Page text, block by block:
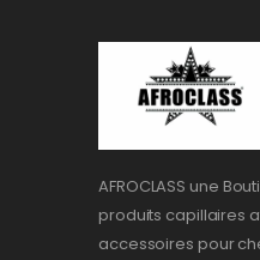
AFROCLASS une
produits capillaires
accessoires pour